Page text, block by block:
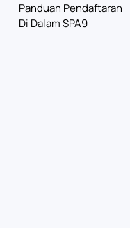
Panduan Pendaftaran
Di Dalam SPA9